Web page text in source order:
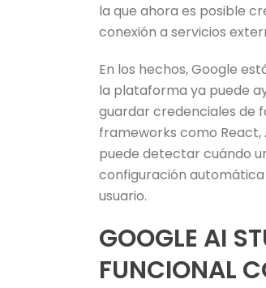
la que ahora es posible
conexión a servicios
En los hechos, Google
la plataforma ya puede
guardar credenciales de
frameworks como React,
puede detectar cuándo
configuración
usuario.
GOOGLE AI
FUNCIONAL